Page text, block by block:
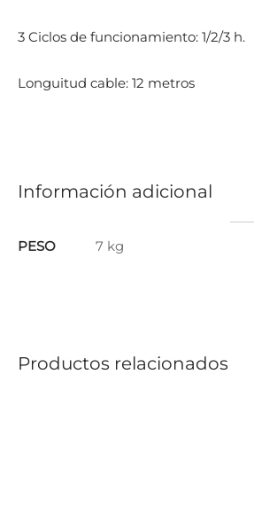
3 Ciclos de funcionamiento: 1/2/3 h.
Longuitud cable: 12 metros
Información adicional
PESO 7 kg
Productos relacionados